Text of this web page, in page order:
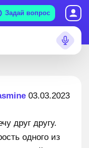
Задай вопрос
03.03.2023
друг другу.
одного из